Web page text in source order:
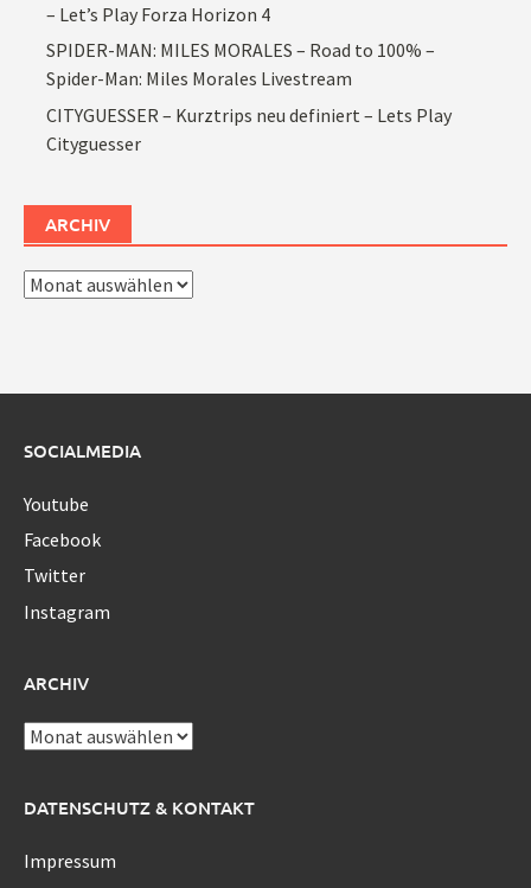
– Let’s Play Forza Horizon 4
SPIDER-MAN: MILES MORALES – Road to 100% –
Spider-Man: Miles Morales Livestream
CITYGUESSER – Kurztrips neu definiert – Lets Play
Cityguesser
ARCHIV
Archiv
SOCIALMEDIA
Youtube
Facebook
Twitter
Instagram
ARCHIV
Archiv
DATENSCHUTZ & KONTAKT
Impressum